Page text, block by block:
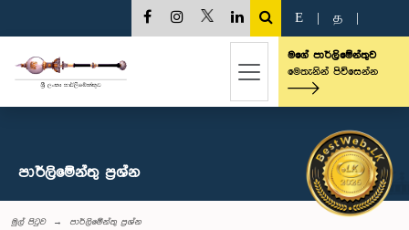
E த
මගේ පාර්ලිමේන්තුව
මෙතැනින් පිවිසෙන්න
පාර්ලි‌මේන්තු‌ ප්‍රශ්න
මුල් පිටුව
පාර්ලි‌මේන්තු‌ ප්‍රශ්න